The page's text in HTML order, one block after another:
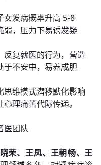
女发病概率升高 5-8
弱，压力下易诱发疑
反复就医的行为，营造
于不安中，易养成胆
维模式潜移默化影响
理痛苦代际传递。
医团队
荣、王凤、王朝畅、王